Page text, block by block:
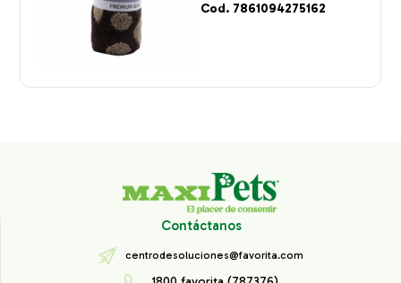
Cod. 7861094275162
Contáctanos
centrodesoluciones@favorita.com